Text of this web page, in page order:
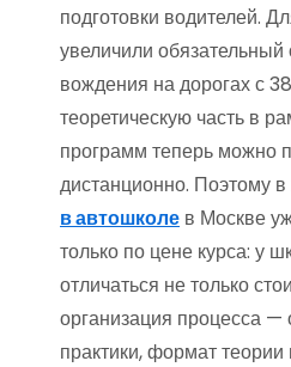
подготовки водителей.
увеличили обязательный
вождения на дорогах с
теоретическую часть в
программ теперь можно
дистанционно. Поэтому
в автошколе в Москве
только по цене курса: у
отличаться не только
организация процесса
практики, формат теории